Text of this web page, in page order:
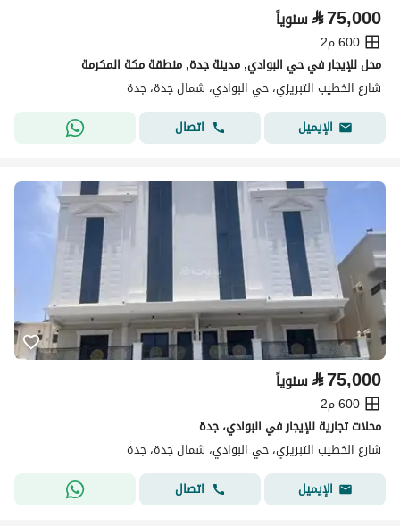
⃁75,000 سنوياً
600 م2
محل للإيجار في حي البوادي, مدينة جدة, منطقة مكة المكرمة
شارع الخطيب التبريزي، حي البوادي، شمال جدة، جدة
الإيميل
اتصال
⃁75,000 سنوياً
600 م2
محلات تجارية للإيجار في البوادي، جدة
شارع الخطيب التبريزي، حي البوادي، شمال جدة، جدة
الإيميل
اتصال